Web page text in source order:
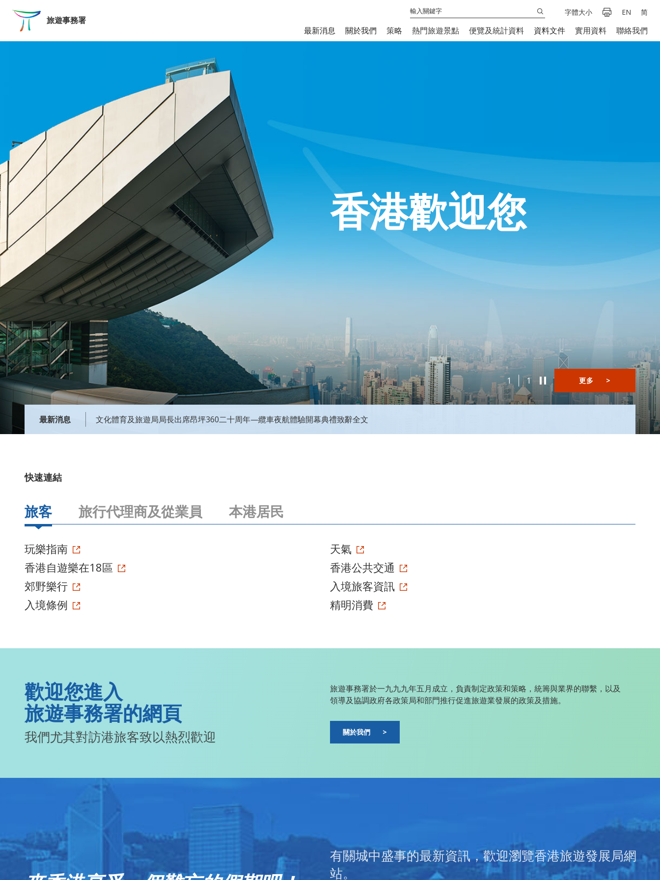
旅遊事務署
字體大小 EN 简
最新消息 關於我們 策略 熱門旅遊景點 便覽及統計資料 資料文件 實用資料 聯絡我們
香港歡迎您
1 1 更多 >
最新消息 文化體育及旅遊局局長出席昂坪360二十周年—纜車夜航體驗開幕典禮致辭全文
快速連結
旅客 旅行代理商及從業員 本港居民
玩樂指南
香港自遊樂在18區
郊野樂行
入境條例
天氣
香港公共交通
入境旅客資訊
精明消費
歡迎您進入
旅遊事務署的網頁
我們尤其對訪港旅客致以熱烈歡迎
旅遊事務署於一九九九年五月成立，負責制定政策和策略，統籌與業界的聯繫，以及
領導及協調政府各政策局和部門推行促進旅遊業發展的政策及措施。
關於我們 >
有關城中盛事的最新資訊，歡迎瀏覽香港旅遊發展局網
站。